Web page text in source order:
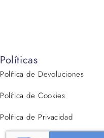
Políticas
Política de Devoluciones
Política de Cookies
Política de Privacidad